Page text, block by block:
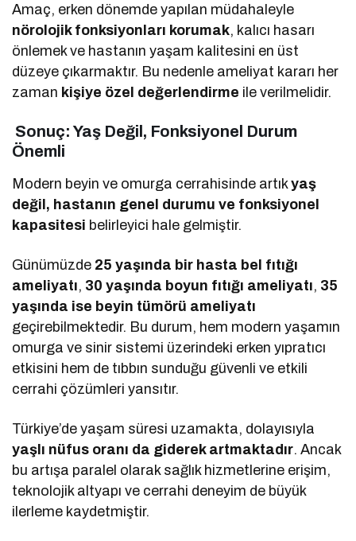
Amaç, erken dönemde yapılan müdahaleyle
nörolojik fonksiyonları korumak, kalıcı hasarı
önlemek ve hastanın yaşam kalitesini en üst
düzeye çıkarmaktır. Bu nedenle ameliyat kararı her
zaman kişiye özel değerlendirme ile verilmelidir.
Sonuç: Yaş Değil, Fonksiyonel Durum
Önemli
Modern beyin ve omurga cerrahisinde artıkyaş
değil, hastanın genel durumu ve fonksiyonel
kapasitesi belirleyici hale gelmiştir.
Günümüzde 25 yaşında bir hasta bel fıtığı
ameliyatı, 30 yaşında boyun fıtığı ameliyatı, 35
yaşında ise beyin tümörü ameliyatı
geçirebilmektedir. Bu durum, hem modern yaşamın
omurga ve sinir sistemi üzerindeki erken yıpratıcı
etkisini hem de tıbbın sunduğu güvenli ve etkili
cerrahi çözümleri yansıtır.
Türkiye’de yaşam süresi uzamakta, dolayısıyla
yaşlı nüfus oranı da giderek artmaktadır. Ancak
bu artışa paralel olarak sağlık hizmetlerine erişim,
teknolojik altyapı ve cerrahi deneyim de büyük
ilerleme kaydetmiştir.